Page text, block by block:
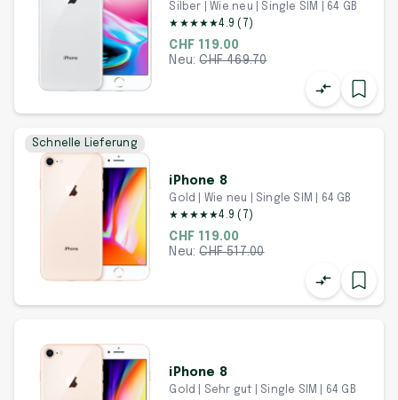
Silber | Wie neu | Single SIM | 64 GB
★ ★★★★4.9 ( 7 )
CHF 119.00
Neu:CHF469.70
Schnelle Lieferung
iPhone 8
Gold | Wie neu | Single SIM | 64 GB
★ ★★★★4.9 ( 7 )
CHF 119.00
Neu:CHF517.00
iPhone 8
Gold | Sehr gut | Single SIM | 64 GB